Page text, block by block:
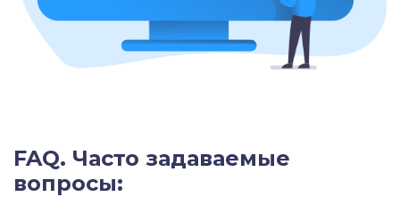
FAQ. Часто задаваемые
вопросы: